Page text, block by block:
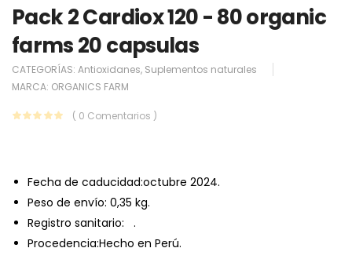
Pack 2 Cardiox 120 - 80 organic
farms 20 capsulas
CATEGORÍAS: Antioxidanes, Suplementos naturales
MARCA: ORGANICS FARM
( 0 Comentarios )
Fecha de caducidad:octubre 2024.
Peso de envío: 0,35 kg.
Registro sanitario: .
Procedencia:Hecho en Perú.